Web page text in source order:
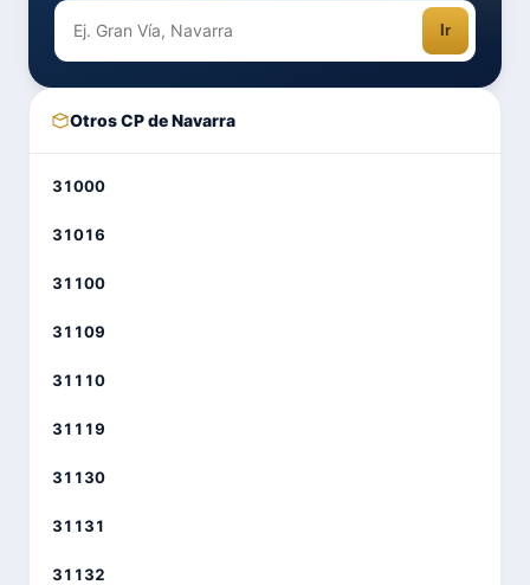
Ir
Otros CP de Navarra
31000
31016
31100
31109
31110
31119
31130
31131
31132